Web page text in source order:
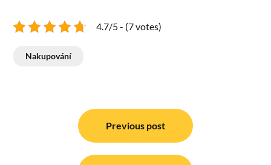
4.7/5 - (7 votes)
Nakupování
Previous post